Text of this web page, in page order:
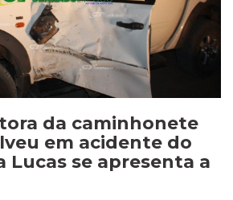
da caminhonete
em acidente do
Lucas se apresenta a